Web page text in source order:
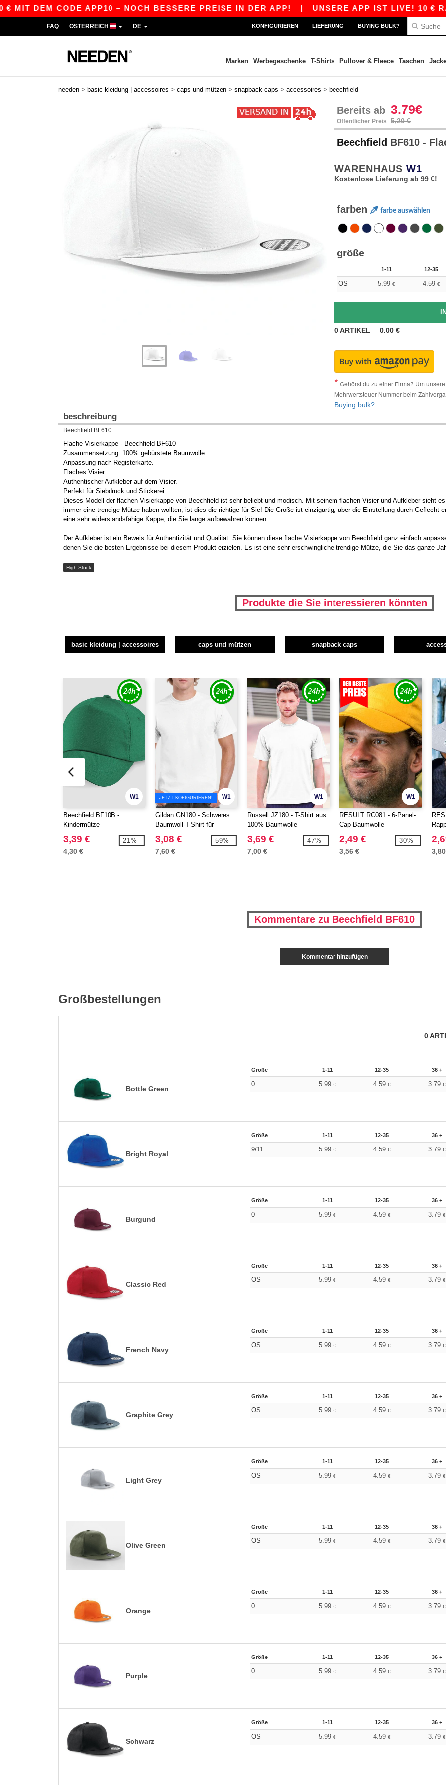
CODE APP10 – NOCH BESSERE PREISE IN DER APP!|UNSERE APP IST LIVE! 10 € RABATT
FAQ ÖSTERREICH DE KONFIGURIEREN LIEFERUNG BUYING BULK?
Marken Werbegeschenke T-Shirts Pullover & Fleece Taschen
needen > basic kleidung | accessoires > caps und mützen > snapback caps > accessoires > beechfield
Previous
Next
Bereits ab 3.79€
Öffentlicher Preis 5,20 €
Beechfield BF610 -
WARENHAUS W1
Kostenlose Lieferung ab 99 €!
farben farbe auswählen
größe
1-11 12-35
OS 5.99 € 4.59 €
0ARTIKEL 0.00 €
Gehörst du zu einer Firma? Um
Mehrwertsteuer-Nummer beim
Buying bulk?
beschreibung
Beechfield BF610
Flache Visierkappe - Beechfield BF610
Zusammensetzung: 100% gebürstete Baumwolle.
Anpassung nach Registerkarte.
Flaches Visier.
Authentischer Aufkleber auf dem Visier.
Perfekt für Siebdruck und Stickerei.
Dieses Modell der flachen Visierkappe von Beechfield ist sehr beliebt und modisch. Mit seinem flachen Visier und Aufkleber sieht
immer eine trendige Mütze haben wollten, ist dies die richtige für Sie! Die Größe ist einzigartig, aber die Einstellung durch Geflecht
eine sehr widerstandsfähige Kappe, die Sie lange aufbewahren können.
Der Aufkleber ist ein Beweis für Authentizität und Qualität. Sie können diese flache Visierkappe von Beechfield ganz einfach
denen Sie die besten Ergebnisse bei diesem Produkt erzielen. Es ist eine sehr erschwingliche trendige Mütze, die Sie das ganze
High Stock
Produkte die Sie interessieren könnten
basic kleidung | accessoires caps und mützen snapback caps
W1
Beechfield BF10B -
Kindermütze
3,39 €
4,30 €
-21%
W1
JETZT KOFIGURIEREN!
Gildan GN180 - Schweres
Baumwoll-T-Shirt für
Erwachsene
3,08 €
7,60 €
-59%
W1
Russell JZ180 - T-Shirt aus
100% Baumwolle
3,69 €
7,00 €
-47%
W1
RESULT RC081 - 6-Panel-
Cap Baumwolle
2,49 €
3,56 €
-30%
Kommentare zu Beechfield BF610
Kommentar hinzufügen
Großbestellungen
0
Bottle Green
Größe 1-11 12-35 36 +
0 5.99 € 4.59 € 3.79€
Bright Royal
Größe 1-11 12-35 36 +
9/11 5.99 € 4.59 € 3.79€
Burgund
Größe 1-11 12-35 36 +
0 5.99 € 4.59 € 3.79€
Classic Red
Größe 1-11 12-35 36 +
OS 5.99 € 4.59 € 3.79€
French Navy
Größe 1-11 12-35 36 +
OS 5.99 € 4.59 € 3.79€
Graphite Grey
Größe 1-11 12-35 36 +
OS 5.99 € 4.59 € 3.79€
Light Grey
Größe 1-11 12-35 36 +
OS 5.99 € 4.59 € 3.79€
Olive Green
Größe 1-11 12-35 36 +
OS 5.99 € 4.59 € 3.79€
Orange
Größe 1-11 12-35 36 +
0 5.99 € 4.59 € 3.79€
Purple
Größe 1-11 12-35 36 +
0 5.99 € 4.59 € 3.79€
Schwarz
Größe 1-11 12-35 36 +
OS 5.99 € 4.59 € 3.79€